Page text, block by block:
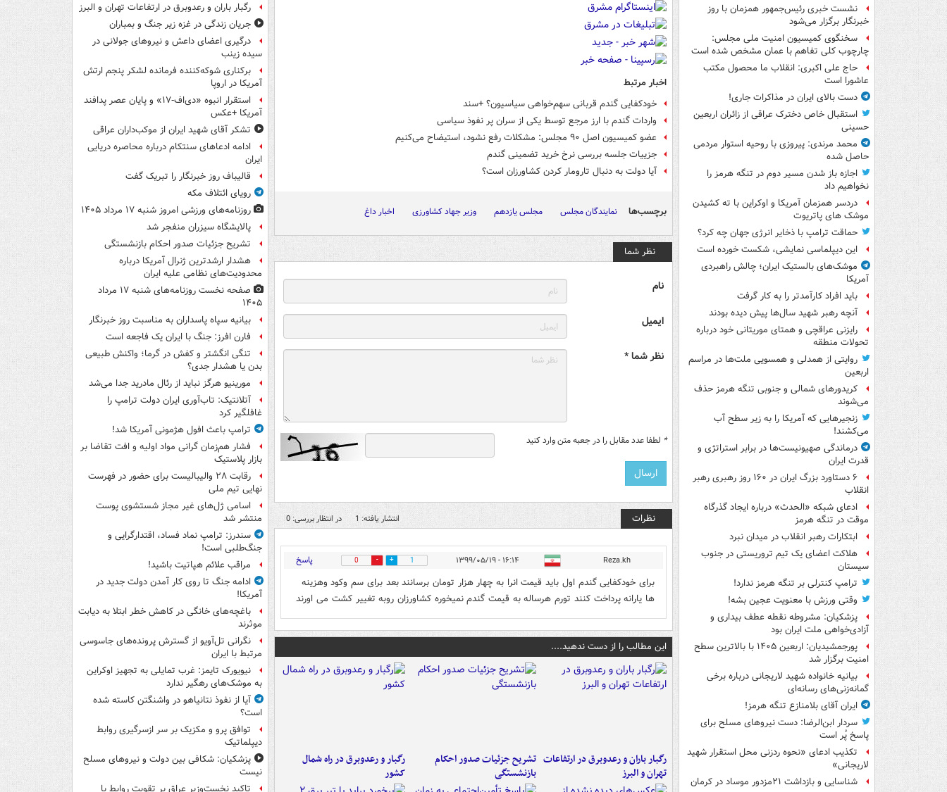
نشست خبری رئیس‌جمهور همزمان با روز
خبرنگار برگزار می‌شود
سخنگوی کمیسیون امنیت ملی مجلس:
چارچوب کلی تفاهم با عمان مشخص شده است
حاج علی اکبری: انقلاب ما محصول مکتب
عاشورا است
دست بالای ایران در مذاکرات جاری!
استقبال خاص دخترک عراقی از زائران اربعین
حسینی
محمد مرندی: پیروزی با روحیه استوار مردمی
حاصل شده
اجازه باز شدن مسیر دوم در تنگه هرمز را
نخواهیم داد
دردسر همزمان آمریکا و اوکراین با ته کشیدن
موشک های پاتریوت
حماقت ترامپ با ذخایر انرژی جهان چه کرد؟
این دیپلماسی نمایشی، شکست خورده است
موشک‌های بالستیک ایران؛ چالش راهبردی
آمریکا
باید افراد کارآمدتر را به کار گرفت
آنچه رهبر شهید سال‌ها پیش دیده بودند
رایزنی عراقچی و همتای موریتانی خود درباره
تحولات منطقه
روایتی از همدلی و همسویی ملت‌ها در مراسم
اربعین
کریدورهای شمالی و جنوبی تنگه هرمز حذف
می‌شوند
زنجیرهایی که آمریکا را به زیر سطح آب
می‌کشند!
درماندگی صهیونیست‌ها در برابر استراتژی و
قدرت ایران
۶ دستاورد بزرگ ایران در ۱۶۰ روز رهبری رهبر
انقلاب
ادعای شبکه «الحدث» درباره ایجاد گذرگاه
موقت در تنگه هرمز
ابتکارات رهبر انقلاب در میدان نبرد
هلاکت اعضای یک تیم تروریستی در جنوب
سیستان
ترامپ کنترلی بر تنگه هرمز ندارد!
وقتی ورزش با معنویت عجین بشه!
پزشکیان: مشروطه نقطه عطف بیداری و
آزادی‌خواهی ملت ایران بود
پورجمشیدیان: اربعین ۱۴۰۵ با بالاترین سطح
امنیت برگزار شد
بیانیه خانواده شهید لاریجانی درباره برخی
گمانه‌زنی‌های رسانه‌ای
ایران آقای بلامنازع تنگه هرمز!
سردار ابن‌الرضا: دست نیروهای مسلح برای
پاسخ پُر است
تکذیب ادعای «نحوه ردزنی محل استقرار شهید
لاریجانی»
شناسایی و بازداشت ۲۱مزدور موساد در کرمان
اخبار مرتبط
خودکفایی گندم قربانی سهم‌خواهی سیاسیون؟ +سند
واردات گندم با ارز مرجع توسط یکی از سران پر نفوذ سیاسی
عضو کمیسیون اصل ۹۰ مجلس: مشکلات رفع نشود، استیضاح می‌کنیم
جزییات جلسه بررسی نرخ خرید تضمینی گندم
آیا دولت به دنبال تارومار کردن کشاورزان است؟
برچسب‌ها نمایندگان مجلس مجلس یازدهم وزیر جهاد کشاورزی اخبار داغ
نظر شما
نام
ایمیل
نظر شما *
* لطفا عدد مقابل را در جعبه متن وارد کنید
نظرات انتشار یافته: 1 در انتظار بررسی: 0
Reza.kh ۱۶:۱۴ - ۱۳۹۹/۰۵/۱۹ 1
0 پاسخ
برای خودکفایی گندم اول باید قیمت انرا به چهار هزار تومان برسانند بعد برای سم وکود وهزینه
ها یارانه پرداخت کنند تورم هرساله به قیمت گندم نمیخوره کشاورزان روبه تغییر کشت می اورند
این مطالب را از دست ندهید....
رگبار باران و رعدوبرق در ارتفاعات
تهران و البرز
تشریح جزئیات صدور احکام
بازنشستگی
رگبار و رعدوبرق در راه شمال
کشور
رگبار باران و رعدوبرق در ارتفاعات تهران و البرز
جریان زندگی در غزه زیر جنگ و بمباران
درگیری اعضای داعش و نیروهای جولانی در
سیده زینب
برکناری شوکه‌کننده فرمانده لشکر پنجم ارتش
آمریکا در اروپا
استقرار انبوه «دی‌اف‑۱۷» و پایان عصر پدافند
آمریکا +عکس
تشکر آقای شهید ایران از موکب‌داران عراقی
ادامه ادعاهای سنتکام درباره محاصره دریایی
ایران
قالیباف روز خبرنگار را تبریک گفت
رویای ائتلاف مکه
روزنامه‌های ورزشی امروز ‌شنبه ۱۷ مرداد ۱۴۰۵
پالایشگاه سیزران منفجر شد
تشریح جزئیات صدور احکام بازنشستگی
هشدار ارشدترین ژنرال آمریکا درباره
محدودیت‌های نظامی علیه ایران
صفحه نخست روزنامه‌های شنبه ۱۷ مرداد
۱۴۰۵
بیانیه سپاه پاسداران به مناسبت روز خبرنگار
فارن افرز: جنگ با ایران یک فاجعه است
تنگی انگشتر و کفش در گرما؛ واکنش طبیعی
بدن یا هشدار جدی؟
مورینیو هرگز نباید از رئال مادرید جدا می‌شد
آتلانتیک: تاب‌آوری ایران دولت ترامپ را
غافلگیر کرد
ترامپ باعث افول هژمونی آمریکا شد!
فشار هم‌زمان گرانی مواد اولیه و افت تقاضا بر
بازار پلاستیک
رقابت ۲۸ والیبالیست برای حضور در فهرست
نهایی تیم ملی
اسامی ژل‌های غیر مجاز شستشوی پوست
منتشر شد
سندرز: ترامپ نماد فساد، اقتدارگرایی و
جنگ‌طلبی است!
مراقب علائم هپاتیت باشید!
ادامه جنگ تا روی کار آمدن دولت جدید در
آمریکا!
باغچه‌های خانگی در کاهش خطر ابتلا به دیابت
موثرند
نگرانی تل‌آویو از گسترش پرونده‌های جاسوسی
مرتبط با ایران
نیویورک تایمز: غرب تمایلی به تجهیز اوکراین
به موشک‌های رهگیر ندارد
آیا از نفوذ نتانیاهو در واشنگتن کاسته شده
است؟
توافق پرو و مکزیک بر سر ازسرگیری روابط
دیپلماتیک
پزشکیان: شکافی بین دولت و نیروهای مسلح
نیست
تاکید نخست‌وزیر عراق بر تقویت روابط با